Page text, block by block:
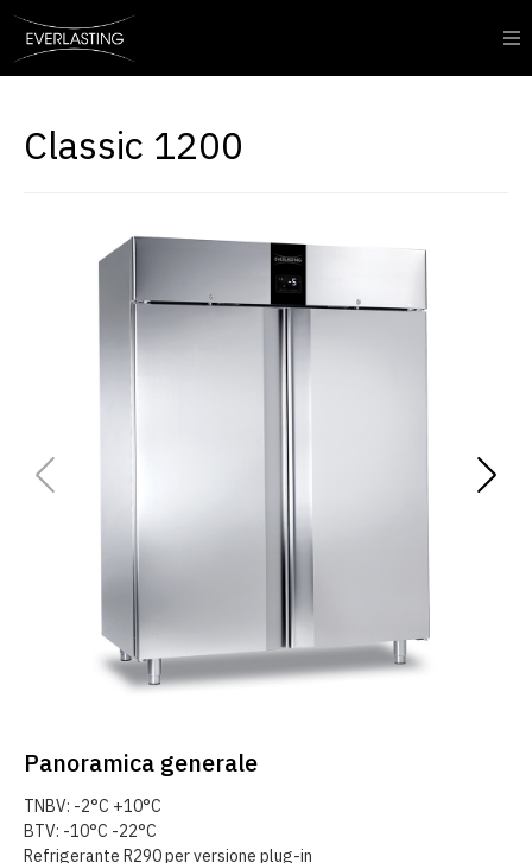
Classic 1200
Panoramica generale
TNBV: -2°C +10°C
BTV: -10°C -22°C
Refrigerante R290 per versione plug-in